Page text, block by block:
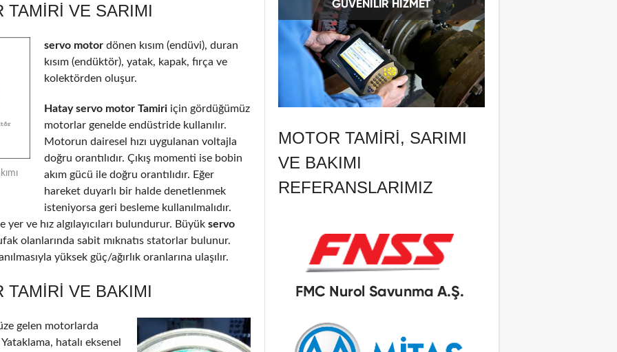
TAMIRI VE SARIMI
servo motor dönen kısım (endüvi), duran
kısım (endüktör), yatak, kapak, fırça ve
kolektörden oluşur.
Hatay servo motor Tamiri için gördüğümüz
motorlar genelde endüstride kullanılır.
Motorun dairesel hızı uygulanan voltajla
doğru orantılıdır. Çıkış momenti ise bobin
akım gücü ile doğru orantılıdır. Eğer
hareket duyarlı bir halde denetlenmek
isteniyorsa geri besleme kullanılmalıdır.
ve hız algılayıcıları bulundurur. Büyük servo
olanlarında sabit mıknatıs statorlar bulunur.
yüksek güç/ağırlık oranlarına ulaşılır.
TAMIRI VE BAKIMI
gelen motorlarda
hatalı eksenel
MOTOR TAMIRI, SARIMI
VE BAKIMI
REFERANSLARIMIZ